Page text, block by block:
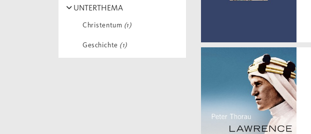
UNTERTHEMA
Christentum (1)
Geschichte (1)